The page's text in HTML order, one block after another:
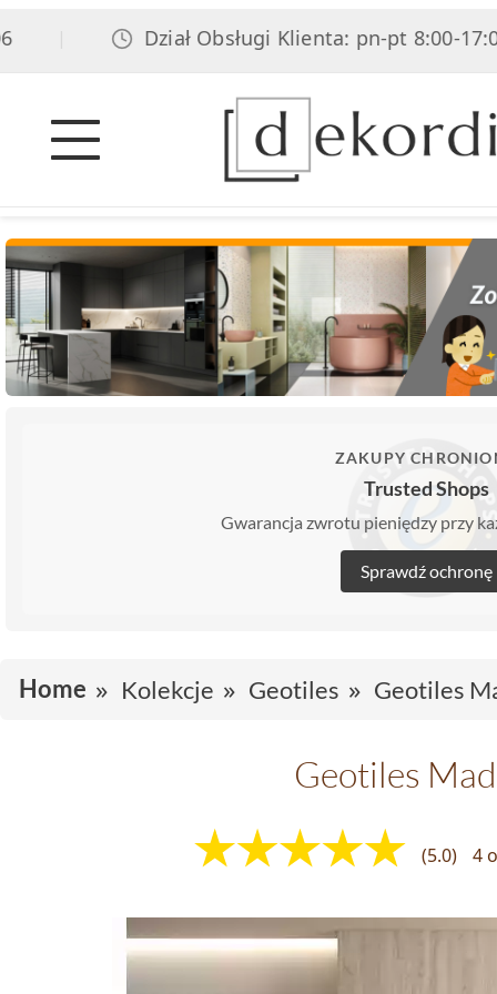
Dział Obsługi Klienta: pn-pt 8:00-17:00,
ZAKUPY
Trusted Shops
Gwarancja zwrotu pieniędzy przy
Sprawdź ochronę
Home Kolekcje Geotiles Geotiles
Geotiles
(5.0) 4